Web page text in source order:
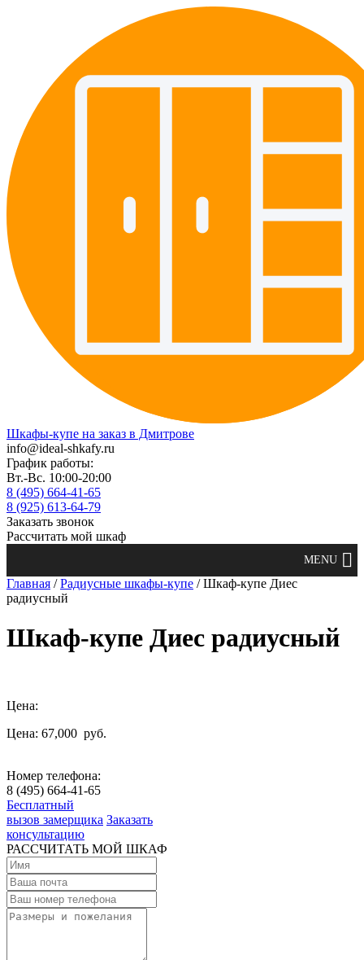
Шкафы-купе на заказ в Дмитрове
info@ideal-shkafy.ru
График работы:
Вт.-Вс. 10:00-20:00
8 (495) 664-41-65
8 (925) 613-64-79
Заказать звонок
Рассчитать мой шкаф
Главная /Радиусные шкафы-купе / Шкаф-купе Диес
радиусный
Шкаф-купе Диес радиусный
Цена:
Цена: 67,000 руб.
Номер телефона:
8 (495) 664-41-65
Бесплатный
вызов замерщика Заказать
консультацию
РАССЧИТАТЬ МОЙ ШКАФ